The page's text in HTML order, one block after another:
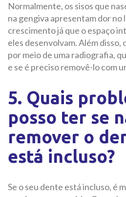
Normalmente, os sisos que
na gengiva apresentam dor no
crescimento já que o espaço
eles desenvolvam. Além disso,
por meio de uma radiografia,
e se é preciso removê-lo com
5. Quais
posso ter se
remover o
está incluso?
Se o seu dente está incluso, é